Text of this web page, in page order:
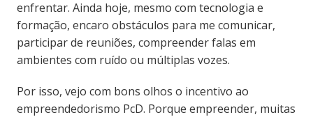
enfrentar. Ainda hoje, mesmo com tecnologia e
formação, encaro obstáculos para me comunicar,
participar de reuniões, compreender falas em
ambientes com ruído ou múltiplas vozes.
Por isso, vejo com bons olhos o incentivo ao
empreendedorismo PcD. Porque empreender, muitas